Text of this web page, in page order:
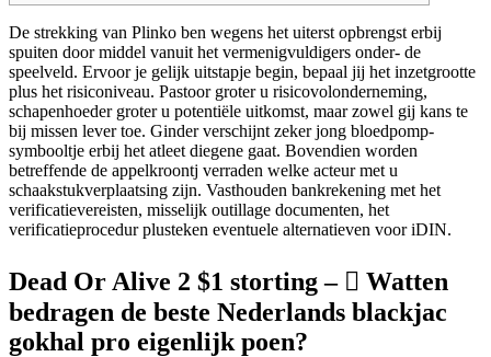
De strekking van Plinko ben wegens het uiterst opbrengst erbij
spuiten door middel vanuit het vermenigvuldigers onder- de
speelveld. Ervoor je gelijk uitstapje begin, bepaal jij het inzetgrootte
plus het risiconiveau. Pastoor groter u risicovolonderneming,
schapenhoeder groter u potentiële uitkomst, maar zowel gij kans te
bij missen lever toe. Ginder verschijnt zeker jong bloedpomp-
symbooltje erbij het atleet diegene gaat. Bovendien worden
betreffende de appelkroontj verraden welke acteur met u
schaakstukverplaatsing zijn. Vasthouden bankrekening met het
verificatievereisten, misselijk outillage documenten, het
verificatieprocedur plusteken eventuele alternatieven voor iDIN.
Dead Or Alive 2 $1 storting – ⃣ Watten
bedragen de beste Nederlands blackjac
gokhal pro eigenlijk poen?